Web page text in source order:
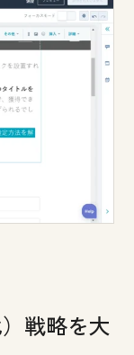
戦略を大